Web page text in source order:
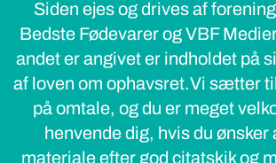
Siden ejes og drives af
Bedste Fødevarer og VBF
andet er angivet er indholdet på
af loven om ophavsret.Vi sætter
på omtale, og du er meget